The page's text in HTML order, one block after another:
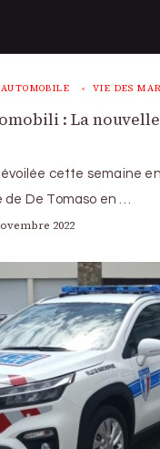
VIE DES
: La nouvelle
dévoilée cette semaine
de De Tomaso en …
2022